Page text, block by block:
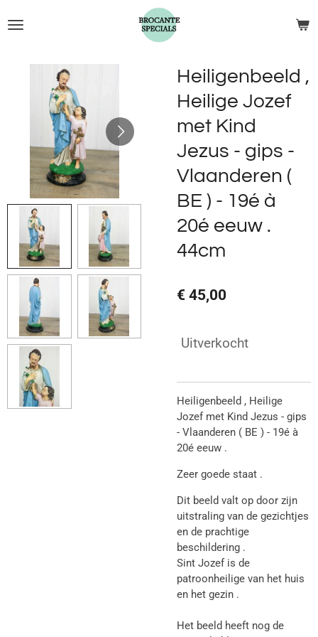
direct
hoofdinhoud
Heiligenbeeld ,
Heilige Jozef
met Kind
Jezus - gips -
Vlaanderen (
BE ) - 19é à
20é eeuw .
44cm
€ 45,00
Uitverkocht
Heiligenbeeld , Heilige
Jozef met Kind Jezus - gips
- Vlaanderen ( BE ) - 19é à
20é eeuw .
Zeer goede staat .
Dit beeld valt op door zijn
uitstraling van de gezichtjes
en de prachtige
beschildering .
Sint Jozef is de
patroonheilige van het huis
en het gezin .
Het beeld heeft nog de